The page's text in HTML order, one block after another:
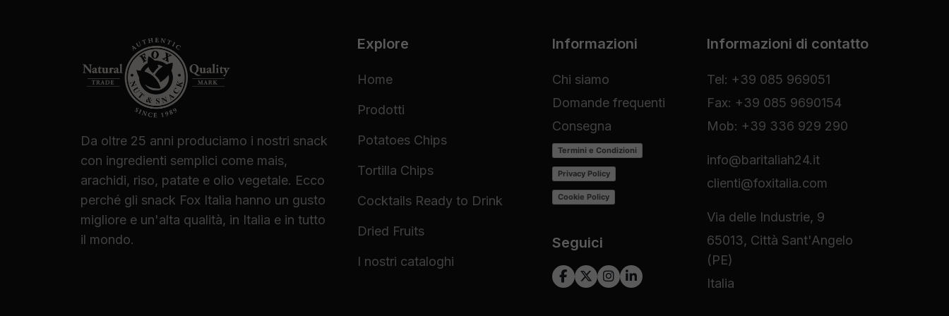
Da oltre 25 anni produciamo i nostri snack
con ingredienti semplici come mais,
arachidi, riso, patate e olio vegetale. Ecco
perché gli snack Fox Italia hanno un gusto
migliore e un'alta qualità, in Italia e in tutto
il mondo.
Explore
Home
Prodotti
Potatoes Chips
Tortilla Chips
Cocktails Ready to Drink
Dried Fruits
I nostri cataloghi
Informazioni
Chi siamo
Domande frequenti
Consegna
Termini e Condizioni
Privacy Policy
Cookie Policy
Seguici
Informazioni di contatto
Tel: +39 085 969051
Fax: +39 085 9690154
Mob: +39 336 929 290
info@baritaliah24.it
clienti@foxitalia.com
Via delle Industrie, 9
65013, Città Sant'Angelo
(PE)
Italia